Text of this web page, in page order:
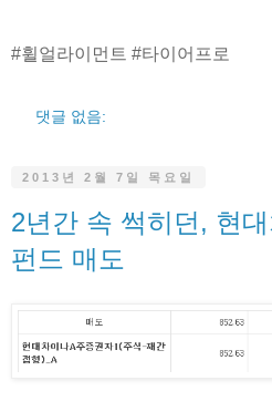
#휠얼라이먼트 #타이어프로
댓글 없음:
2013년 2월 7일 목요일
2년간 속 썩히던, 현
펀드 매도